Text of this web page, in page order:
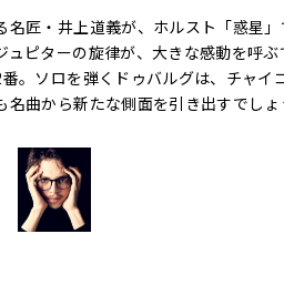
名匠・井上道義が、ホルスト「惑星」
ュピターの旋律が、大きな感動を呼
。ソロを弾くドゥバルグは、チャ
名曲から新たな側面を引き出すでしょ